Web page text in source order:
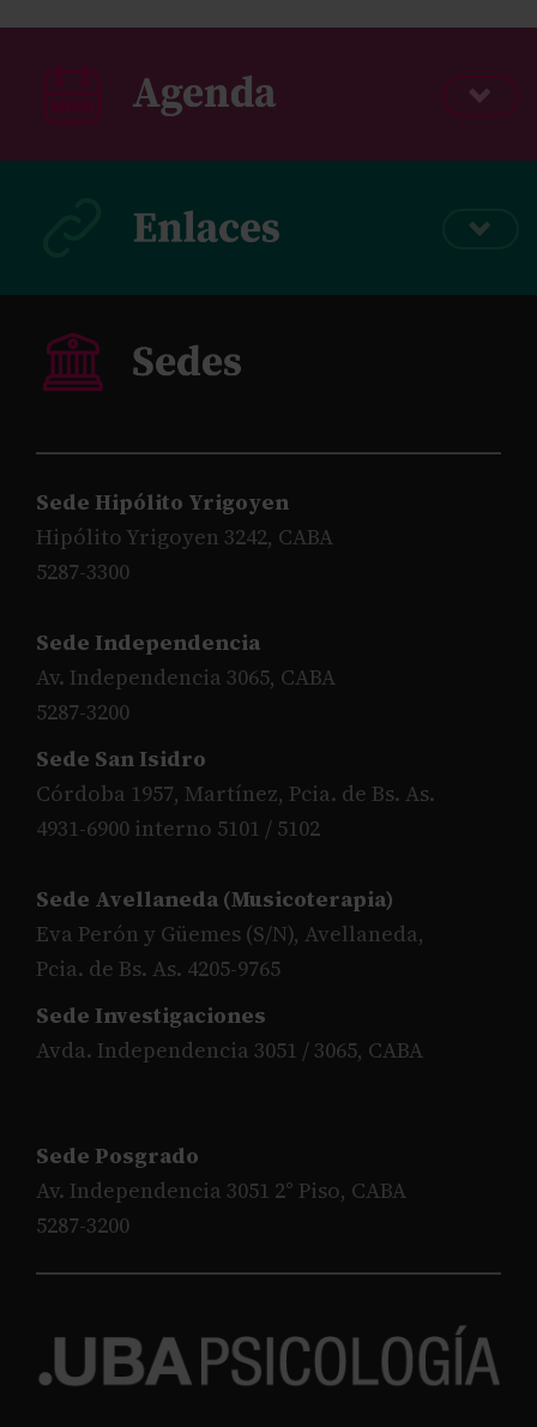
Sede Hipólito Yrigoyen
Hipólito Yrigoyen 3242, CABA
5287-3300
Sede Independencia
Av. Independencia 3065, CABA
5287-3200
Sede San Isidro
Córdoba 1957, Martínez, Pcia. de Bs. As.
4931-6900 interno 5101 / 5102
Sede Avellaneda (Musicoterapia)
Eva Perón y Güemes (S/N), Avellaneda,
Pcia. de Bs. As. 4205-9765
Sede Investigaciones
Avda. Independencia 3051 / 3065, CABA
Sede Posgrado
Av. Independencia 3051 2° Piso, CABA
5287-3200